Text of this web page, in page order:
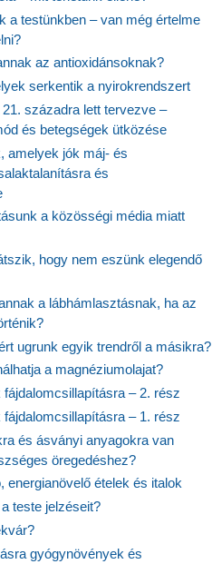
a testünkben – van még értelme
az antioxidánsoknak?
serkentik a nyirokrendszert
századra lett tervezve –
és betegségek ütközése
amelyek jók máj- és
és
a közösségi média miatt
hogy nem eszünk elegendő
a lábhámlasztásnak, ha az
ugrunk egyik trendről a másikra?
a magnéziumolajat?
– 2. rész
– 1. rész
és ásványi anyagokra van
öregedéshez?
energianövelő ételek és italok
teste jelzéseit?
gyógynövények és